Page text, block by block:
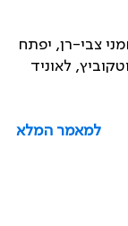
צבי-רן, יפתח
לאוניד
למאמר המלא